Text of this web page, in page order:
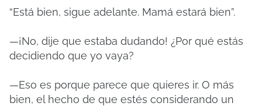
“Está bien, sigue adelante. Mamá estará bien”.
—¡No, dije que estaba dudando! ¿Por qué estás
decidiendo que yo vaya?
—Eso es porque parece que quieres ir. O más
bien, el hecho de que estés considerando un